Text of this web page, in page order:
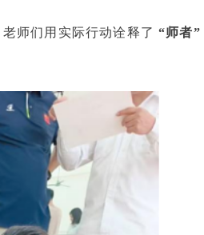
师们用实际行动诠释了 “师者”